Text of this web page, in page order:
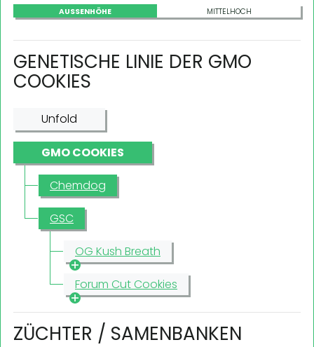
AUSSENHÖHE MITTELHOCH
GENETISCHE LINIE DER GMO
COOKIES
Unfold
GMO COOKIES
Chemdog
GSC
OG Kush Breath
Forum Cut Cookies
ZÜCHTER / SAMENBANKEN